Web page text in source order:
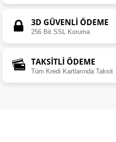
3D GÜVENLİ ÖDEME
256 Bit SSL Koruma
TAKSİTLİ ÖDEME
Tüm Kredi Kartlarında Taksit